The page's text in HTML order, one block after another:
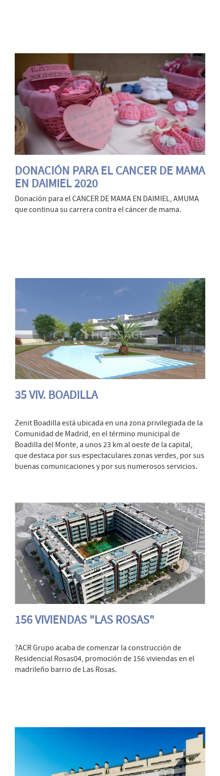
DONACIÓN PARA EL CANCER DE MAMA
EN DAIMIEL 2020
Donación para el CANCER DE MAMA EN DAIMIEL, AMUMA
que continua su carrera contra el cáncer de mama.
35 VIV. BOADILLA
Zenit Boadilla está ubicada en una zona privilegiada de la
Comunidad de Madrid, en el término municipal de
Boadilla del Monte, a unos 23 km al oeste de la capital,
que destaca por sus espectaculares zonas verdes, por sus
buenas comunicaciones y por sus numerosos servicios.
156 VIVIENDAS "LAS ROSAS"
?ACR Grupo acaba de comenzar la construcción de
Residencial Rosas04, promoción de 156 viviendas en el
madrileño barrio de Las Rosas.